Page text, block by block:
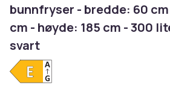
bunnfryser - bredde: 60
cm - høyde: 185 cm - 300
svart